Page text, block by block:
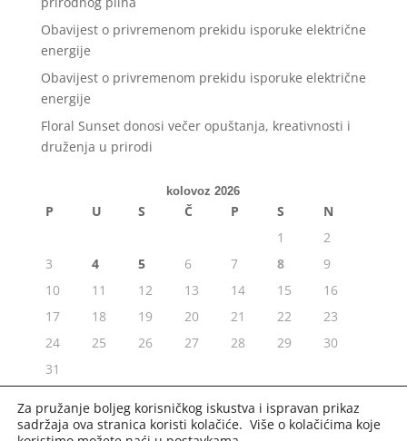
Obavijest o privremenom prekidu isporuke električne
energije
Obavijest o privremenom prekidu isporuke električne
energije
Floral Sunset donosi večer opuštanja, kreativnosti i
druženja u prirodi
kolovoz 2026
P U S Č P S
N
1
2
3
4 5 6 7 8
9
10
11 12 13 14 15
16
17
18 19 20 21 22
23
24
25 26 27 28 29
30
31
« srp
Za pružanje boljeg korisničkog iskustva i ispravan prikaz
sadržaja ova stranica koristi kolačiće. Više o kolačićima koje